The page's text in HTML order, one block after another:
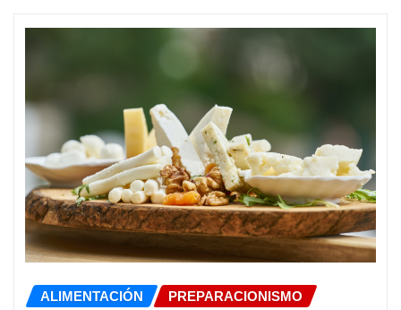
ALIMENTACIÓN PREPARACIONISMO